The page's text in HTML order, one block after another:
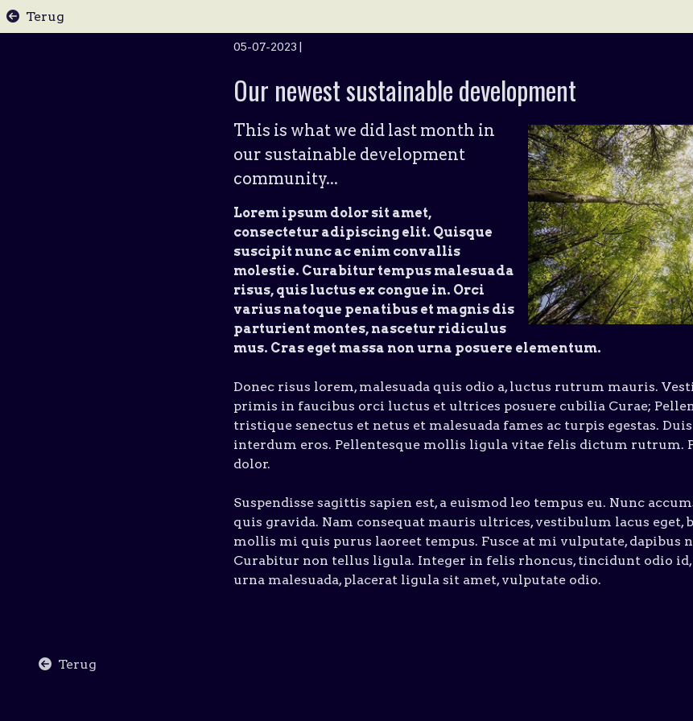
Terug
05-07-2023
Our newest sustainable development
This is what we did last month in
our sustainable development
community...
Lorem ipsum dolor sit amet,
consectetur adipiscing elit. Quisque
suscipit nunc ac enim convallis
molestie. Curabitur tempus malesuada
risus, quis luctus ex congue in. Orci
varius natoque penatibus et magnis dis
parturient montes, nascetur ridiculus
mus. Cras eget massa non urna posuere elementum.
Donec risus lorem, malesuada quis odio a, luctus rutrum mauris.
primis in faucibus orci luctus et ultrices posuere cubilia Curae;
tristique senectus et netus et malesuada fames ac turpis egestas.
interdum eros. Pellentesque mollis ligula vitae felis dictum rutrum.
dolor.
Suspendisse sagittis sapien est, a euismod leo tempus eu. Nunc
quis gravida. Nam consequat mauris ultrices, vestibulum lacus eget,
mollis mi quis purus laoreet tempus. Fusce at mi vulputate, dapibus
Curabitur non tellus ligula. Integer in felis rhoncus, tincidunt odio
urna malesuada, placerat ligula sit amet, vulputate odio.
Terug